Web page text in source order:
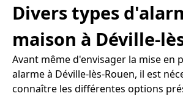
Divers types
maison à Déville-
Avant même d'envisager la mise en
alarme à Déville-lès-Rouen, il est
connaître les différentes options